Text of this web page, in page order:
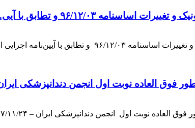
اساسنامه ۹۶/۱۲/۰۳ و تطابق با آیی...
برگزاری انتخابات الکترونیک و
فوق العاده نوبت اول انجمن دندانپزشکی